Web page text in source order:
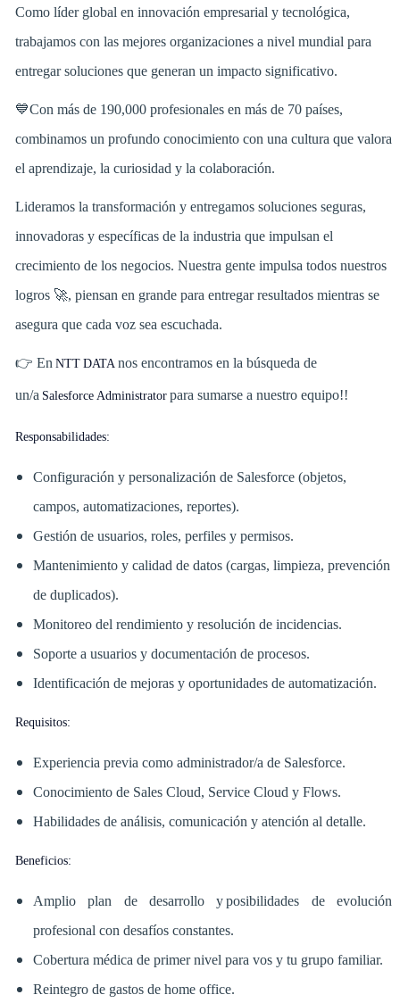
Como líder global en innovación empresarial y tecnológica,
trabajamos con las mejores organizaciones a nivel mundial para
entregar soluciones que generan un impacto significativo.
💙Con más de 190,000 profesionales en más de 70 países,
combinamos un profundo conocimiento con una cultura que valora
el aprendizaje, la curiosidad y la colaboración.
Lideramos la transformación y entregamos soluciones seguras,
innovadoras y específicas de la industria que impulsan el
crecimiento de los negocios. Nuestra gente impulsa todos nuestros
logros 🚀, piensan en grande para entregar resultados mientras se
asegura que cada voz sea escuchada.
👉 EnNTT DATA nos encontramos en la búsqueda de
un/a Salesforce Administrator para sumarse a nuestro equipo!!
Responsabilidades:
Configuración y personalización de Salesforce (objetos,
campos, automatizaciones, reportes).
Gestión de usuarios, roles, perfiles y permisos.
Mantenimiento y calidad de datos (cargas, limpieza, prevención
de duplicados).
Monitoreo del rendimiento y resolución de incidencias.
Soporte a usuarios y documentación de procesos.
Identificación de mejoras y oportunidades de automatización.
Requisitos:
Experiencia previa como administrador/a de Salesforce.
Conocimiento de Sales Cloud, Service Cloud y Flows.
Habilidades de análisis, comunicación y atención al detalle.
Beneficios:
Amplio plan de desarrollo y posibilidades de evolución
profesional con desafíos constantes.
Cobertura médica de primer nivel para vos y tu grupo familiar.
Reintegro de gastos de home office.